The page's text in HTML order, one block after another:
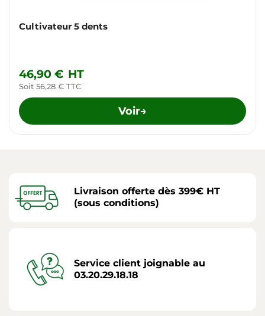
Cultivateur 5 dents
46,90 € HT
Soit 56,28 € TTC
Voir→
Livraison offerte dès 399€ HT
(sous conditions)
Service client joignable au
03.20.29.18.18